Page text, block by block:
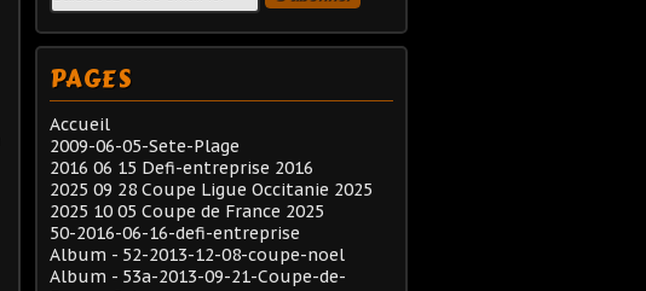
PAGES
Accueil
2009-06-05-Sete-Plage
2016 06 15 Defi-entreprise 2016
2025 09 28 Coupe Ligue Occitanie 2025
2025 10 05 Coupe de France 2025
50-2016-06-16-defi-entreprise
Album - 52-2013-12-08-coupe-noel
Album - 53a-2013-09-21-Coupe-de-